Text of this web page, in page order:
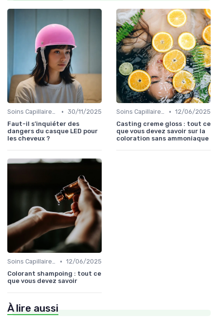
Soins Capillaires Bio • 30/11/2025
Faut-il s’inquiéter des
dangers du casque LED pour
les cheveux ?
Soins Capillaires Bio • 12/06/2025
Casting creme gloss : tout ce
que vous devez savoir sur la
coloration sans ammoniaque
Soins Capillaires Bio • 12/06/2025
Colorant shampoing : tout ce
que vous devez savoir
À lire aussi